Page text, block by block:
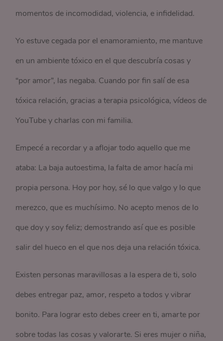
momentos de incomodidad, violencia, e infidelidad.
Yo estuve cegada por el enamoramiento, me mantuve
en un ambiente tóxico en el que descubría cosas y
“por amor”, las negaba. Cuando por fin salí de esa
tóxica relación, gracias a terapia psicológica, vídeos de
YouTube y charlas con mi familia.
Empecé a recordar y a aflojar todo aquello que me
ataba: La baja autoestima, la falta de amor hacía mi
propia persona. Hoy por hoy, sé lo que valgo y lo que
merezco, que es muchísimo. No acepto menos de lo
que doy y soy feliz; demostrando así que es posible
salir del hueco en el que nos deja una relación tóxica.
Existen personas maravillosas a la espera de ti, solo
debes entregar paz, amor, respeto a todos y vibrar
bonito. Para lograr esto debes creer en ti, amarte por
sobre todas las cosas y valorarte. Si eres mujer o niña,